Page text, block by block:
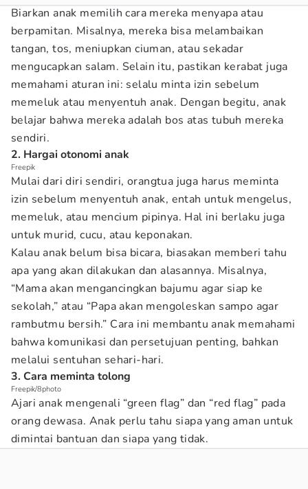
Biarkan anak memilih cara mereka menyapa atau
berpamitan. Misalnya, mereka bisa melambaikan
tangan, tos, meniupkan ciuman, atau sekadar
mengucapkan salam. Selain itu, pastikan kerabat juga
memahami aturan ini: selalu minta izin sebelum
memeluk atau menyentuh anak. Dengan begitu, anak
belajar bahwa mereka adalah bos atas tubuh mereka
sendiri.
2. Hargai otonomi anak
Freepik
Mulai dari diri sendiri, orangtua juga harus meminta
izin sebelum menyentuh anak, entah untuk mengelus,
memeluk, atau mencium pipinya. Hal ini berlaku juga
untuk murid, cucu, atau keponakan.
Kalau anak belum bisa bicara, biasakan memberi tahu
apa yang akan dilakukan dan alasannya. Misalnya,
“Mama akan mengancingkan bajumu agar siap ke
sekolah,” atau “Papa akan mengoleskan sampo agar
rambutmu bersih.” Cara ini membantu anak memahami
bahwa komunikasi dan persetujuan penting, bahkan
melalui sentuhan sehari-hari.
3. Cara meminta tolong
Freepik/8photo
Ajari anak mengenali “green flag” dan “red flag” pada
orang dewasa. Anak perlu tahu siapa yang aman untuk
dimintai bantuan dan siapa yang tidak.